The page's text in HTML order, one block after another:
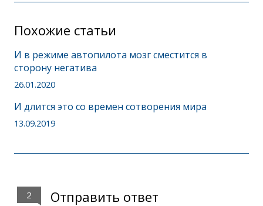
Похожие статьи
И в режиме автопилота мозг сместится в
сторону негатива
26.01.2020
И длится это со времен сотворения мира
13.09.2019
2 Отправить ответ